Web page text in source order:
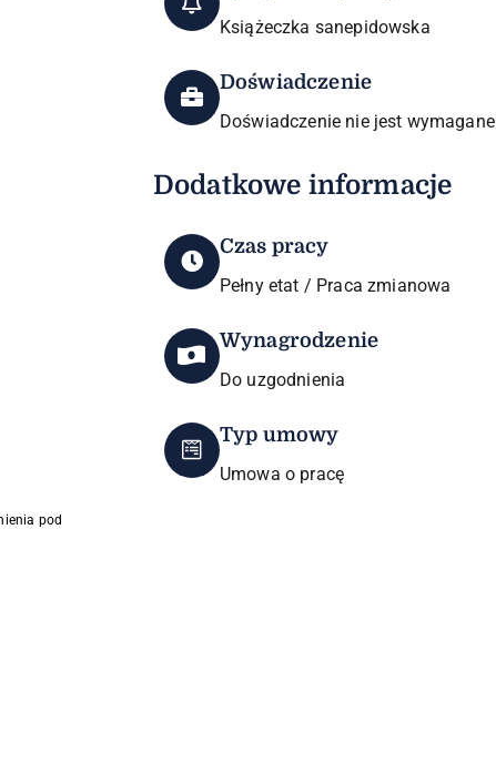
pod
Książeczka sanepidowska
Doświadczenie
Doświadczenie nie jest wymagane
Dodatkowe informacje
Czas pracy
Pełny etat / Praca zmianowa
Wynagrodzenie
Do uzgodnienia
Typ umowy
Umowa o pracę